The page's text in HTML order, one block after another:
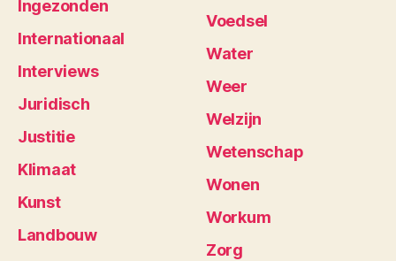
Ingezonden
Internationaal
Interviews
Juridisch
Justitie
Klimaat
Kunst
Landbouw
Voedsel
Water
Weer
Welzijn
Wetenschap
Wonen
Workum
Zorg